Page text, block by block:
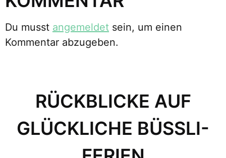
Du musst angemeldet sein, um einen
Kommentar abzugeben.
RÜCKBLICKE AUF
GLÜCKLICHE BÜSSLI-